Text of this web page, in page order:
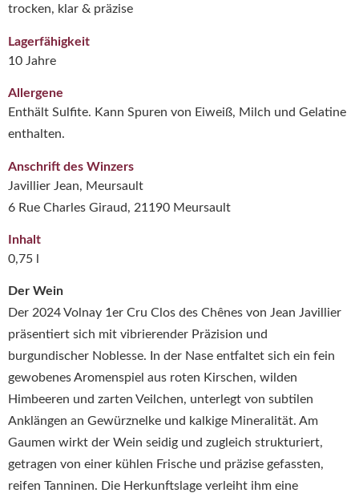
Der Wein
Der 2024 Volnay 1er Cru Clos des Chênes von Jean Javillier
präsentiert sich mit vibrierender Präzision und
burgundischer Noblesse. In der Nase entfaltet sich ein fein
gewobenes Aromenspiel aus roten Kirschen, wilden
Himbeeren und zarten Veilchen, unterlegt von subtilen
Anklängen an Gewürznelke und kalkige Mineralität. Am
Gaumen wirkt der Wein seidig und zugleich strukturiert,
getragen von einer kühlen Frische und präzise gefassten,
reifen Tanninen. Die Herkunftslage verleiht ihm eine
trocken, klar & präzise
Lagerfähigkeit
10 Jahre
Allergene
Enthält Sulfite. Kann Spuren von Eiweiß, Milch und Gelatine
enthalten.
Anschrift des Winzers
Javillier Jean, Meursault
6 Rue Charles Giraud, 21190 Meursault
Inhalt
0,75 l